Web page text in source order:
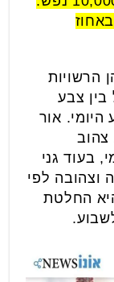
הרשויות
בין צבע
אור
בעוד גני
וצהובה לפי
החלטת